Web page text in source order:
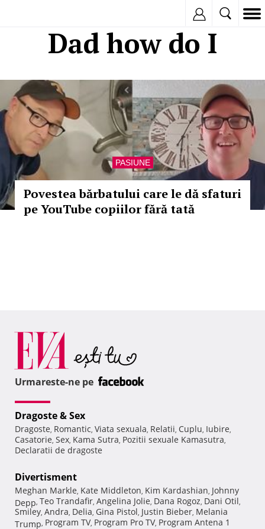
Dad how do I
PASIUNE
Povestea bărbatului care le dă sfaturi
pe YouTube copiilor fără tată
Urmareste-ne pe
Dragoste & Sex
Dragoste, Romantic, Viata sexuala, Relatii, Cuplu, Iubire,
Casatorie, Sex, Kama Sutra, Pozitii sexuale Kamasutra,
Declaratii de dragoste
Divertisment
Meghan Markle, Kate Middleton, Kim Kardashian, Johnny
Depp, Teo Trandafir, Angelina Jolie, Dana Rogoz, Dani Otil,
Smiley, Andra, Delia, Gina Pistol, Justin Bieber, Melania
Trump, Program TV, Program Pro TV, Program Antena 1